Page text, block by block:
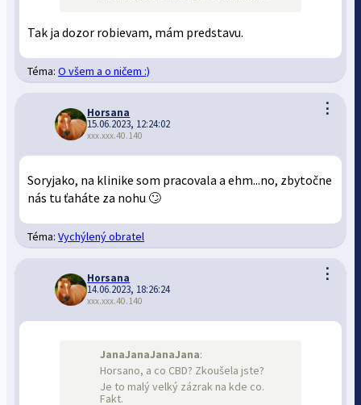
Tak ja dozor robievam, mám predstavu.
Téma:O všem a o ničem :)
⋮
Horsana
15.06.2023, 12:24:02
xxx.xxx.40.140
Soryjako, na klinike som pracovala a ehm...no, zbytočne
nás tu ťaháte za nohu 🙄
Téma:Vychýlený obratel
⋮
Horsana
14.06.2023, 18:26:24
xxx.xxx.40.140
JanaJanaJanaJana:
Horsano, a co CBD? Zkoušela jste?
Je to malý velký zázrak na kde co.
Fakt.